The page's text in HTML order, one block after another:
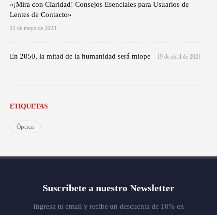
«¡Mira con Claridad! Consejos Esenciales para Usuarios de
Lentes de Contacto»
11 de mayo de 2023
En 2050, la mitad de la humanidad será miope 19 de abril de 2021
ETIQUETAS
Óptica
Suscribete a nuestro Newsletter
Ingresa tu email y recibe un descuenta de 10% en